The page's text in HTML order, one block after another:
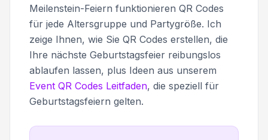
Meilenstein-Feiern funktionieren QR Codes
für jede Altersgruppe und Partygröße. Ich
zeige Ihnen, wie Sie QR Codes erstellen, die
Ihre nächste Geburtstagsfeier reibungslos
ablaufen lassen, plus Ideen aus unserem
Event QR Codes Leitfaden, die speziell für
Geburtstagsfeiern gelten.